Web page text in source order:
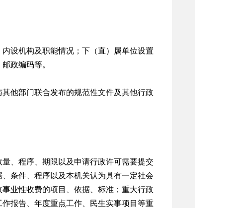
设机构及职能情况；下（直）属单位设置
政编码等。
他部门联合发布的规范性文件及其他行政
、程序、期限以及申请行政许可需要提交
条件、程序以及本机关认为具有一定社会
业性收费的项目、依据、标准；重大行政
报告、年度重点工作、民生实事项目等重